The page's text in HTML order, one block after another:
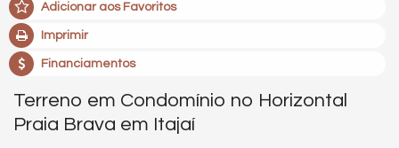
Adicionar aos Favoritos
Imprimir
Financiamentos
Terreno em Condomínio no Horizontal
Praia Brava em Itajaí